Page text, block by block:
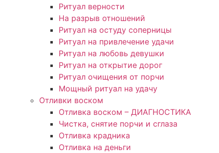
Ритуал верности
На разрыв отношений
Ритуал на остуду соперницы
Ритуал на привлечение удачи
Ритуал на любовь девушки
Ритуал на открытие дорог
Ритуал очищения от порчи
Мощный ритуал на удачу
Отливки воском
Отливка воском – ДИАГНОСТИКА
Чистка, снятие порчи и сглаза
Отливка крадника
Отливка на деньги